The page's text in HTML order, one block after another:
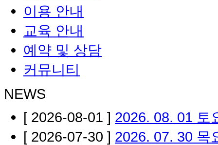
이용 안내
교육 안내
예약 및 상담
커뮤니티
NEWS
[ 2026-08-01 ] 2026. 08. 01 토
[ 2026-07-30 ] 2026. 07. 30 목